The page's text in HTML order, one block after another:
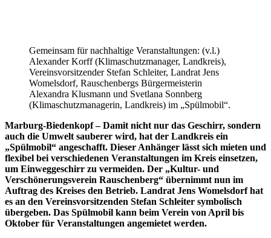
Gemeinsam für nachhaltige Veranstaltungen: (v.l.)
Alexander Korff (Klimaschutzmanager, Landkreis),
Vereinsvorsitzender Stefan Schleiter, Landrat Jens
Womelsdorf, Rauschenbergs Bürgermeisterin
Alexandra Klusmann und Svetlana Sonnberg
(Klimaschutzmanagerin, Landkreis) im „Spülmobil“.
Marburg-Biedenkopf – Damit nicht nur das Geschirr, sondern
auch die Umwelt sauberer wird, hat der Landkreis ein
„Spülmobil“ angeschafft. Dieser Anhänger lässt sich mieten und
flexibel bei verschiedenen Veranstaltungen im Kreis einsetzen,
um Einweggeschirr zu vermeiden. Der „Kultur- und
Verschönerungsverein Rauschenberg“ übernimmt nun im
Auftrag des Kreises den Betrieb. Landrat Jens Womelsdorf hat
es an den Vereinsvorsitzenden Stefan Schleiter symbolisch
übergeben. Das Spülmobil kann beim Verein von April bis
Oktober für Veranstaltungen angemietet werden.